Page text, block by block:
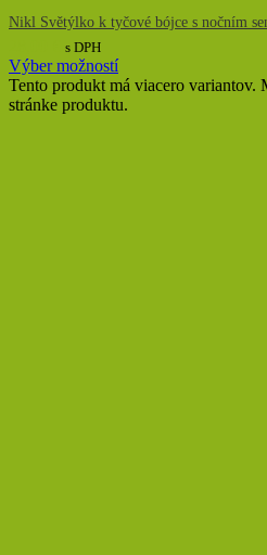
Nikl Světýlko k tyčové bójce s nočním
s DPH
Výber možností
Tento produkt má viacero variantov.
stránke produktu.